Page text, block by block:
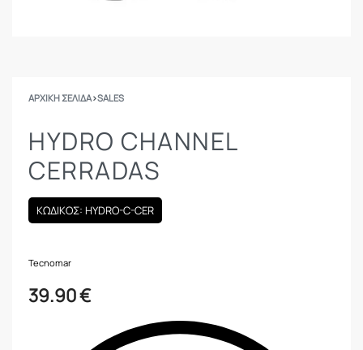
ΑΡΧΙΚΉ ΣΕΛΊΔΑ›SALES
HYDRO CHANNEL
CERRADAS
ΚΩΔΙΚΟΣ: HYDRO-C-CER
Tecnomar
39.90€